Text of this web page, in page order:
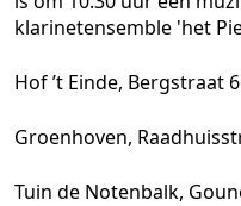
klarinetensemble 'het
Hof ’t Einde, Bergstraat
Groenhoven,
Tuin de Notenbalk,